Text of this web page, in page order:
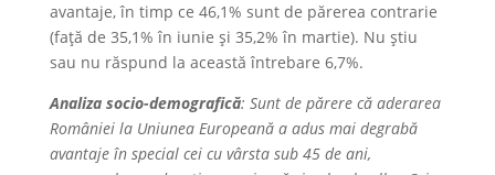
avantaje, în timp ce 46,1% sunt de părerea contrarie
(față de 35,1% în iunie și 35,2% în martie). Nu știu
sau nu răspund la această întrebare 6,7%.
Analiza socio-demografică: Sunt de părere că aderarea
României la Uniunea Europeană a adus mai degrabă
avantaje în special cei cu vârsta sub 45 de ani,